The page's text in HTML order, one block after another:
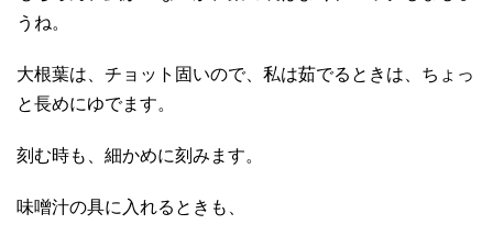
うね。
大根葉は、チョット固いので、私は茹でるときは、ちょっ
と長めにゆでます。
刻む時も、細かめに刻みます。
味噌汁の具に入れるときも、